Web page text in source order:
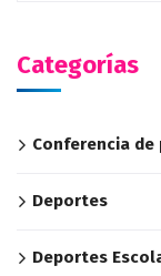
Categorías
Conferencia de
Deportes
Deportes